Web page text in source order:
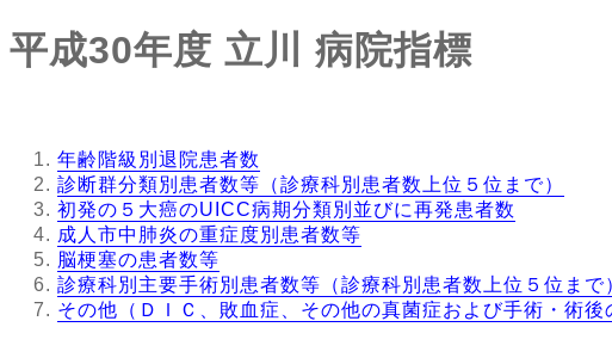
平成30年度 立川 病院指標
年齢階級別退院患者数
診断群分類別患者数等（診療科別患者数上位５位まで）
初発の５大癌のUICC病期分類別並びに再発患者数
成人市中肺炎の重症度別患者数等
脳梗塞の患者数等
診療科別主要手術別患者数等（診療科別患者数上位５位まで
その他（ＤＩＣ、敗血症、その他の真菌症および手術・術後